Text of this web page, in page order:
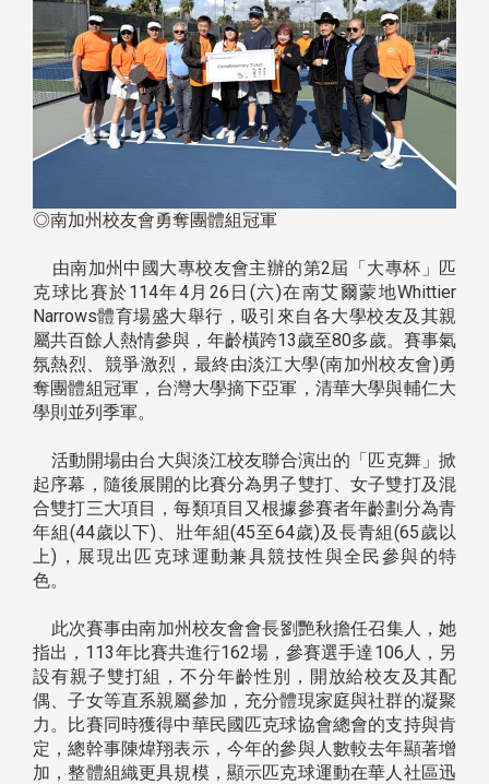
◎南加州校友會勇奪團體組冠軍
由南加州中國大專校友會主辦的第2屆「大專杯」匹
克球比賽於114年4月26日(六)在南艾爾蒙地Whittier
Narrows體育場盛大舉行，吸引來自各大學校友及其親
屬共百餘人熱情參與，年齡橫跨13歲至80多歲。賽事氣
氛熱烈、競爭激烈，最終由淡江大學(南加州校友會)勇
奪團體組冠軍，台灣大學摘下亞軍，清華大學與輔仁大
學則並列季軍。
活動開場由台大與淡江校友聯合演出的「匹克舞」掀
起序幕，隨後展開的比賽分為男子雙打、女子雙打及混
合雙打三大項目，每類項目又根據參賽者年齡劃分為青
年組(44歲以下)、壯年組(45至64歲)及長青組(65歲以
上)，展現出匹克球運動兼具競技性與全民參與的特
色。
此次賽事由南加州校友會會長劉艷秋擔任召集人，她
指出，113年比賽共進行162場，參賽選手達106人，另
設有親子雙打組，不分年齡性別，開放給校友及其配
偶、子女等直系親屬參加，充分體現家庭與社群的凝聚
力。比賽同時獲得中華民國匹克球協會總會的支持與肯
定，總幹事陳煒翔表示，今年的參與人數較去年顯著增
加，整體組織更具規模，顯示匹克球運動在華人社區迅